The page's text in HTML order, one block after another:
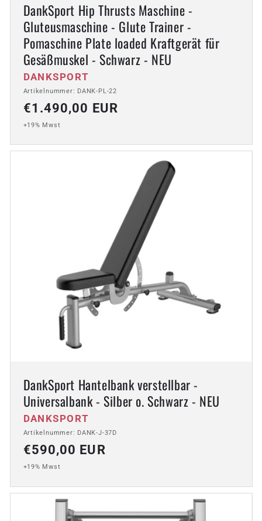
DankSport Hip Thrusts Maschine -
Gluteusmaschine - Glute Trainer -
Pomaschine Plate loaded Kraftgerät für
Gesäßmuskel - Schwarz - NEU
Anbieter:
DANKSPORT
Artikelnummer: DANK-PL-22
Normaler
Preis
€1.490,00 EUR
+19% Mwst
DankSport Hantelbank verstellbar -
Universalbank - Silber o. Schwarz - NEU
Anbieter:
DANKSPORT
Artikelnummer: DANK-J-37D
Normaler
Preis
€590,00 EUR
+19% Mwst